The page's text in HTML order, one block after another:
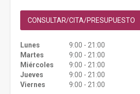
CONSULTAR/CITA/PRESUPUESTO
Lunes
9:00 - 21:00
Martes
9:00 - 21:00
Miércoles
9:00 - 21:00
Jueves
9:00 - 21:00
Viernes
9:00 - 21:00